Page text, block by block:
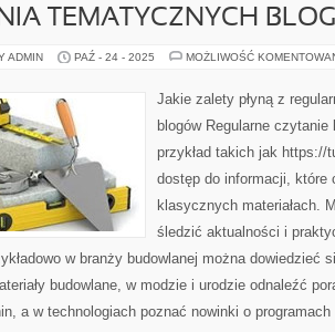
TEMATYCZNYCH
ADMIN PAŹ - 24 - 2025 MOŻLIWOŚĆ
Jakie zalety płyną z
blogów Regularne
przykład takich jak https://
dostęp do informacji, które
klasycznych materiałach.
śledzić aktualności i
w branży budowlanej można dowiedzieć
budowlane, w modzie i urodzie odnaleźć
a w technologiach poznać nowinki o